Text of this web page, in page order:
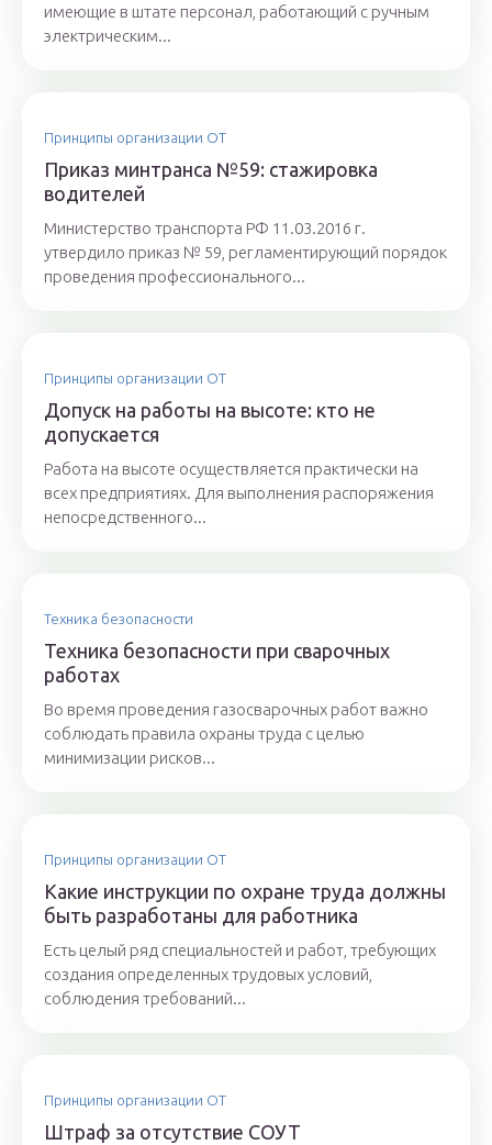
имеющие в штате персонал, работающий с ручным
электрическим...
Принципы организации ОТ
Приказ минтранса №59: стажировка
водителей
Министерство транспорта РФ 11.03.2016 г.
утвердило приказ № 59, регламентирующий порядок
проведения профессионального...
Принципы организации ОТ
Допуск на работы на высоте: кто не
допускается
Работа на высоте осуществляется практически на
всех предприятиях. Для выполнения распоряжения
непосредственного...
Техника безопасности
Техника безопасности при сварочных
работах
Во время проведения газосварочных работ важно
соблюдать правила охраны труда с целью
минимизации рисков...
Принципы организации ОТ
Какие инструкции по охране труда должны
быть разработаны для работника
Есть целый ряд специальностей и работ, требующих
создания определенных трудовых условий,
соблюдения требований...
Принципы организации ОТ
Штраф за отсутствие СОУТ